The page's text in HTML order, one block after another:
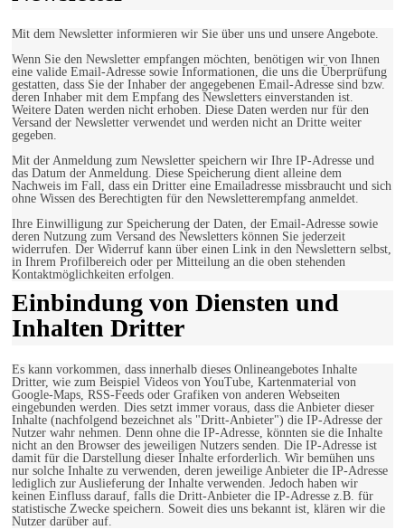
Mit dem Newsletter informieren wir Sie über uns und unsere Angebote.
Wenn Sie den Newsletter empfangen möchten, benötigen wir von Ihnen
eine valide Email-Adresse sowie Informationen, die uns die Überprüfung
gestatten, dass Sie der Inhaber der angegebenen Email-Adresse sind bzw.
deren Inhaber mit dem Empfang des Newsletters einverstanden ist.
Weitere Daten werden nicht erhoben. Diese Daten werden nur für den
Versand der Newsletter verwendet und werden nicht an Dritte weiter
gegeben.
Mit der Anmeldung zum Newsletter speichern wir Ihre IP-Adresse und
das Datum der Anmeldung. Diese Speicherung dient alleine dem
Nachweis im Fall, dass ein Dritter eine Emailadresse missbraucht und sich
ohne Wissen des Berechtigten für den Newsletterempfang anmeldet.
Ihre Einwilligung zur Speicherung der Daten, der Email-Adresse sowie
deren Nutzung zum Versand des Newsletters können Sie jederzeit
widerrufen. Der Widerruf kann über einen Link in den Newslettern selbst,
in Ihrem Profilbereich oder per Mitteilung an die oben stehenden
Kontaktmöglichkeiten erfolgen.
Einbindung von Diensten und
Inhalten Dritter
Es kann vorkommen, dass innerhalb dieses Onlineangebotes Inhalte
Dritter, wie zum Beispiel Videos von YouTube, Kartenmaterial von
Google-Maps, RSS-Feeds oder Grafiken von anderen Webseiten
eingebunden werden. Dies setzt immer voraus, dass die Anbieter dieser
Inhalte (nachfolgend bezeichnet als "Dritt-Anbieter") die IP-Adresse der
Nutzer wahr nehmen. Denn ohne die IP-Adresse, könnten sie die Inhalte
nicht an den Browser des jeweiligen Nutzers senden. Die IP-Adresse ist
damit für die Darstellung dieser Inhalte erforderlich. Wir bemühen uns
nur solche Inhalte zu verwenden, deren jeweilige Anbieter die IP-Adresse
lediglich zur Auslieferung der Inhalte verwenden. Jedoch haben wir
keinen Einfluss darauf, falls die Dritt-Anbieter die IP-Adresse z.B. für
statistische Zwecke speichern. Soweit dies uns bekannt ist, klären wir die
Nutzer darüber auf.